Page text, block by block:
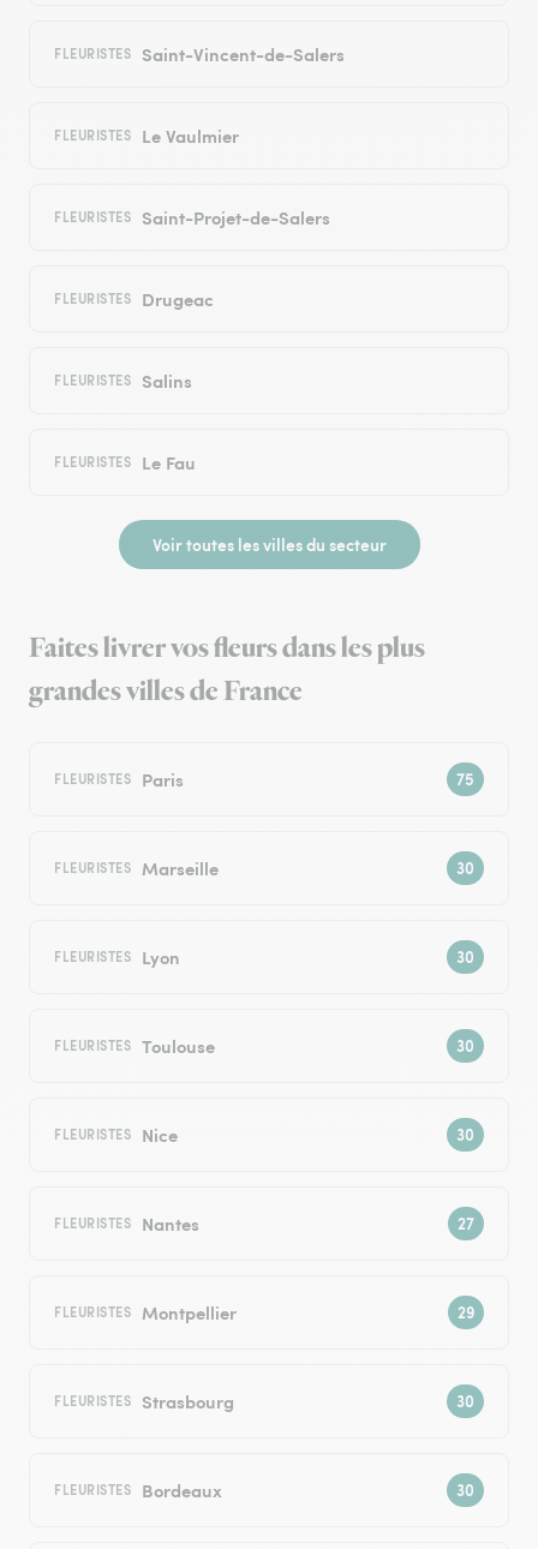
FLEURISTES Saint-Vincent-de-Salers
FLEURISTES Le Vaulmier
FLEURISTES Saint-Projet-de-Salers
FLEURISTES Drugeac
FLEURISTES Salins
FLEURISTES Le Fau
Voir toutes les villes du secteur
Faites livrer vos fleurs dans les plus
grandes villes de France
FLEURISTES Paris
FLEURISTES Marseille
FLEURISTES Lyon
FLEURISTES Toulouse
FLEURISTES Nice
FLEURISTES Nantes
FLEURISTES Montpellier
FLEURISTES Strasbourg
FLEURISTES Bordeaux